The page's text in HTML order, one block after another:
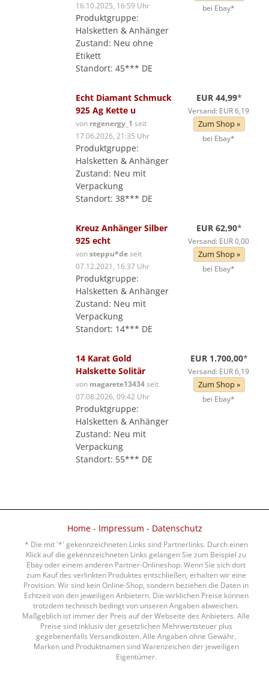
16.10.2025, 16:59 Uhr
Produktgruppe:
Halsketten & Anhänger
Zustand: Neu ohne
Etikett
Standort: 45*** DE
bei Ebay*
Echt Diamant Schmuck
925 Ag Kette u
von regenergy_1 seit
17.06.2026, 21:35 Uhr
Produktgruppe:
Halsketten & Anhänger
Zustand: Neu mit
Verpackung
Standort: 38*** DE
EUR 44,99*
Versand: EUR 6,19
Zum Shop »
bei Ebay*
Kreuz Anhänger Silber
925 echt
vonsteppu*deseit
07.12.2021, 16:37 Uhr
Produktgruppe:
Halsketten & Anhänger
Zustand: Neu mit
Verpackung
Standort: 14*** DE
EUR 62,90*
Versand: EUR 0,00
Zum Shop »
bei Ebay*
14 Karat Gold
Halskette Solitär
von magarete13434seit
07.08.2026, 09:42 Uhr
Produktgruppe:
Halsketten & Anhänger
Zustand: Neu mit
Verpackung
Standort: 55*** DE
EUR 1.700,00*
Versand: EUR 6,19
Zum Shop »
bei Ebay*
Home- Impressum - Datenschutz
* Die mit '*' gekennzeichneten Links sind Partnerlinks. Durch einen
Klick auf die gekennzeichneten Links gelangen Sie zum Beispiel zu
Ebay oder einem anderen Partner-Onlineshop. Wenn Sie sich dort
zum Kauf des verlinkten Produktes entschließen, erhalten wir eine
Provision. Wir sind kein Online-Shop, sondern beziehen die Daten in
Echtzeit von den jeweiligen Anbietern. Die wirklichen Preise können
trotzdem technisch bedingt von unseren Angaben abweichen.
Maßgeblich ist immer der Preis auf der Webseite des Anbieters. Alle
Preise sind inklusiv der gesetzlichen Mehrwertsteuer plus
gegebenenfalls Versandkosten. Alle Angaben ohne Gewähr.
Marken und Produktnamen sind Warenzeichen der jeweiligen
Eigentümer.